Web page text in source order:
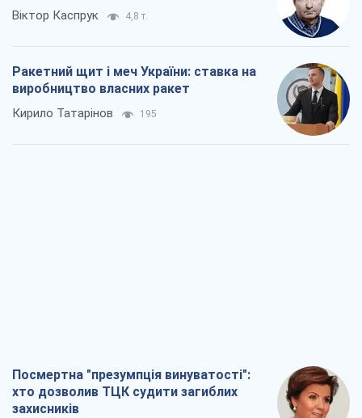
Віктор Каспрук 4,8 т.
Ракетний щит і меч України: ставка на
виробництво власних ракет
Кирило Татарінов 195
Посмертна "презумпція винуватості":
хто дозволив ТЦК судити загиблих
захисників